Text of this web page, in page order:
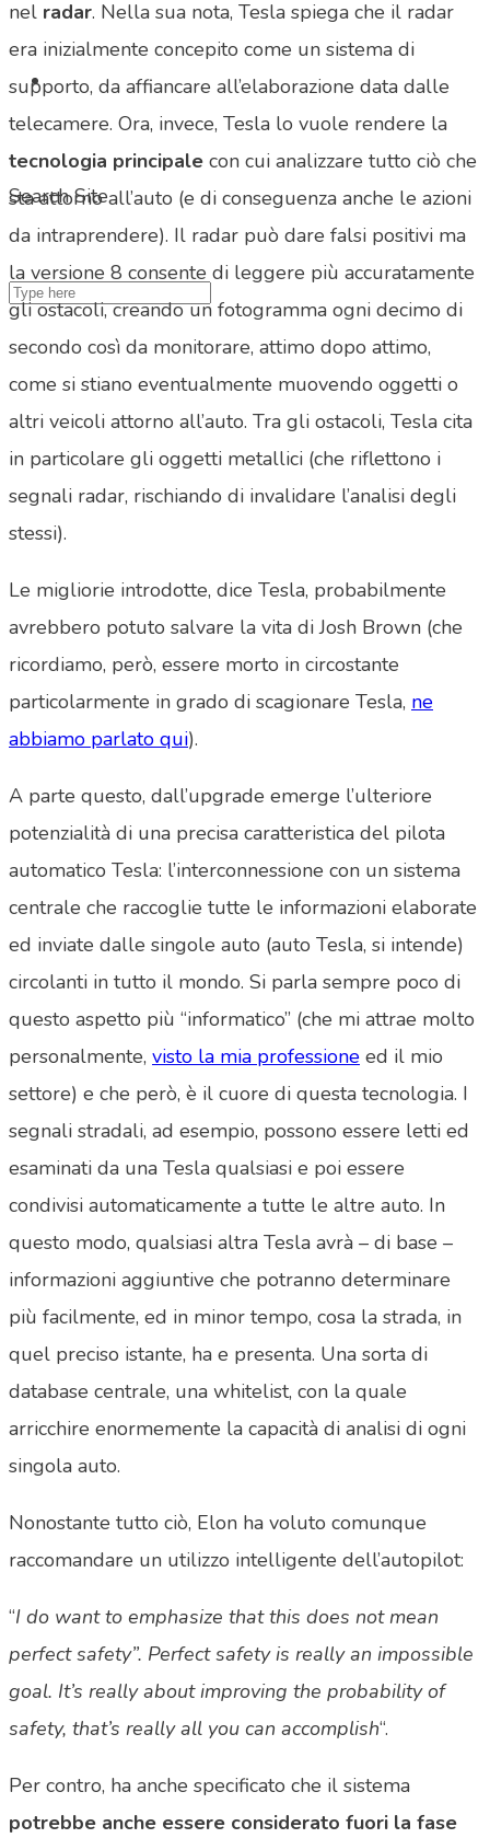
Search Site
nel radar. Nella sua nota, Tesla spiega che il radar
era inizialmente concepito come un sistema di
supporto, da affiancare all’elaborazione data dalle
telecamere. Ora, invece, Tesla lo vuole rendere la
tecnologia principale con cui analizzare tutto ciò che
sta attorno all’auto (e di conseguenza anche le azioni
da intraprendere). Il radar può dare falsi positivi ma
la versione 8 consente di leggere più accuratamente
gli ostacoli, creando un fotogramma ogni decimo di
secondo così da monitorare, attimo dopo attimo,
come si stiano eventualmente muovendo oggetti o
altri veicoli attorno all’auto. Tra gli ostacoli, Tesla cita
in particolare gli oggetti metallici (che riflettono i
segnali radar, rischiando di invalidare l’analisi degli
stessi).
Le migliorie introdotte, dice Tesla, probabilmente
avrebbero potuto salvare la vita di Josh Brown (che
ricordiamo, però, essere morto in circostante
particolarmente in grado di scagionare Tesla, ne
abbiamo parlato qui).
A parte questo, dall’upgrade emerge l’ulteriore
potenzialità di una precisa caratteristica del pilota
automatico Tesla: l’interconnessione con un sistema
centrale che raccoglie tutte le informazioni elaborate
ed inviate dalle singole auto (auto Tesla, si intende)
circolanti in tutto il mondo. Si parla sempre poco di
questo aspetto più “informatico” (che mi attrae molto
personalmente, visto la mia professione ed il mio
settore) e che però, è il cuore di questa tecnologia. I
segnali stradali, ad esempio, possono essere letti ed
esaminati da una Tesla qualsiasi e poi essere
condivisi automaticamente a tutte le altre auto. In
questo modo, qualsiasi altra Tesla avrà – di base –
informazioni aggiuntive che potranno determinare
più facilmente, ed in minor tempo, cosa la strada, in
quel preciso istante, ha e presenta. Una sorta di
database centrale, una whitelist, con la quale
arricchire enormemente la capacità di analisi di ogni
singola auto.
Nonostante tutto ciò, Elon ha voluto comunque
raccomandare un utilizzo intelligente dell’autopilot:
“I do want to emphasize that this does not mean
perfect safety”. Perfect safety is really an impossible
goal. It’s really about improving the probability of
safety, that’s really all you can accomplish“.
Per contro, ha anche specificato che il sistema
potrebbe anche essere considerato fuori la fase